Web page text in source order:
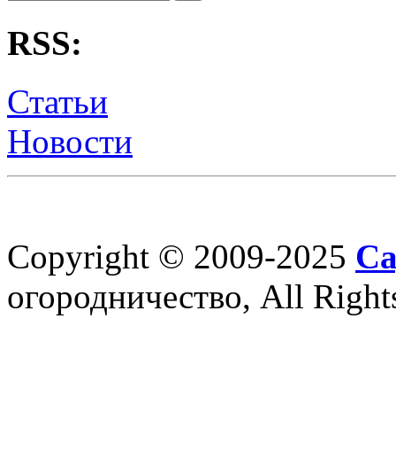
RSS:
Статьи
Новости
Copyright © 2009-2025
огородничество, All